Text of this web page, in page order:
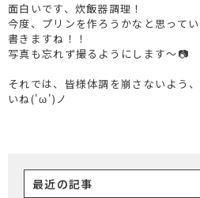
面白いです、炊飯器調理！
今度、プリンを作ろうかなと思って
書きますね！！
写真も忘れず撮るようにします～📷
それでは、皆様体調を崩さないよう
いね('ω')ノ
最近の記事